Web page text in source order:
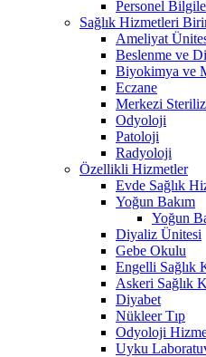
Personel
Sağlık Hizmetleri
Ameliyat
Beslenme ve
Biyokimya ve
Eczane
Merkezi
Odyoloji
Patoloji
Radyoloji
Özellikli Hizmetler
Evde Sağlık
Yoğun Bakım
Yoğun
Diyaliz Ünitesi
Gebe Okulu
Engelli Sağlık
Askeri Sağlık
Diyabet
Nükleer Tıp
Odyoloji
Uyku